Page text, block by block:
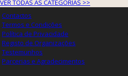
VER TODAS AS CATEGORIAS >>
Contactos
Termos e Condições
Política de Privacidade
Registo de Organizações
Testemunhos
Parcerias e Agradecimentos